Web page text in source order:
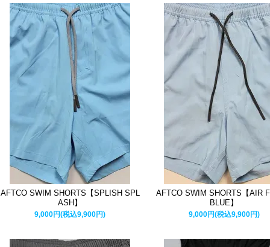
AFTCO SWIM SHORTS【SPLISH SPL
ASH】
9,000円(税込9,900円)
AFTCO SWIM SHORTS【AIR
BLUE】
9,000円(税込9,900円)